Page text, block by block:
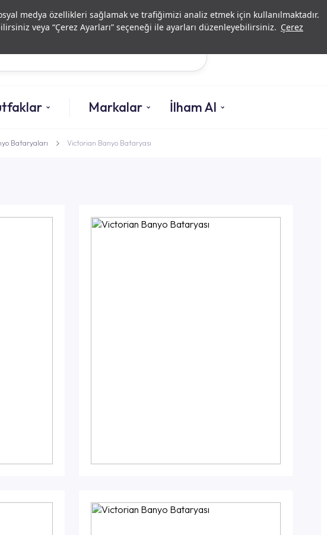
medya özellikleri sağlamak ve trafiğimizi analiz etmek için kullanılmaktadır.
veya “Çerez Ayarları” seçeneği ile ayarları düzenleyebilirsiniz. Çerez
Yatırımcı İlişkileri
Ara
Markalar İlham Al
Bataryaları Victorian Banyo Bataryası